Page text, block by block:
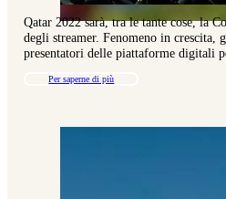
Qatar 2022 sarà, tra le tante cose, la
degli streamer. Fenomeno in crescita,
presentatori delle piattaforme digitali
Per saperne di più